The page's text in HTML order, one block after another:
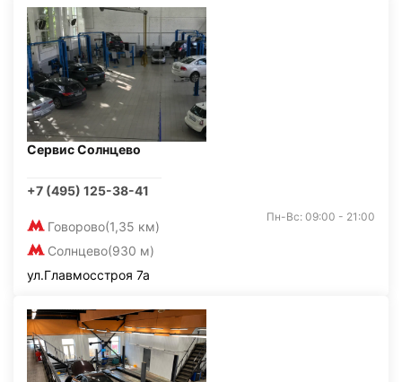
Сервис Солнцево
+7 (495) 125-38-41
Говорово(1,35 км)
Солнцево(930 м)
Пн-Вс: 09:00 - 21:00
ул.Главмосстроя 7а